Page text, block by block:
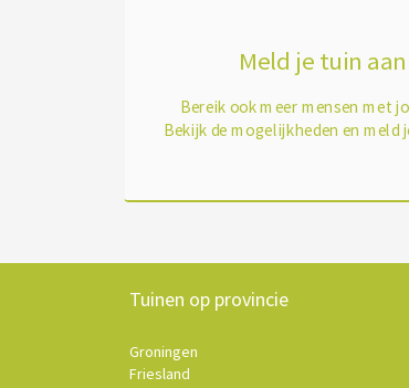
Meld je tuin aan
Bereik ook meer mensen met
Bekijk de mogelijkheden en meld
Tuinen op provincie
Groningen
Friesland